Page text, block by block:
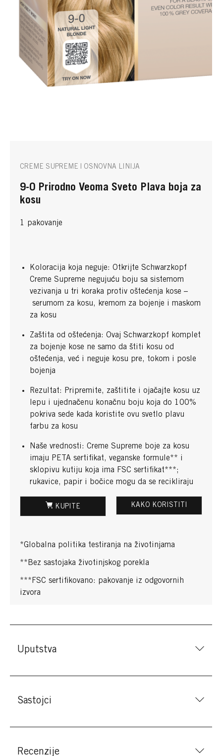
CREME SUPREME | OSNOVNA LINIJA
9-0 Prirodno Veoma Sveto Plava boja za
kosu
1 pakovanje
Koloracija koja neguje: Otkrijte Schwarzkopf
Creme Supreme negujuću boju sa sistemom
vezivanja u tri koraka protiv oštećenja kose –
serumom za kosu, kremom za bojenje i maskom
za kosu
Zaštita od oštećenja: Ovaj Schwarzkopf komplet
za bojenje kose ne samo da štiti kosu od
oštećenja, već i neguje kosu pre, tokom i posle
bojenja
Rezultat: Pripremite, zaštitite i ojačajte kosu uz
lepu i ujednačenu konačnu boju koja do 100%
pokriva sede kada koristite ovu svetlo plavu
farbu za kosu
Naše vrednosti: Creme Supreme boje za kosu
imaju PETA sertifikat, veganske formule** i
sklopivu kutiju koja ima FSC sertifikat***;
rukavice, papir i bočice mogu da se recikliraju
KUPITE KAKO KORISTITI
*Globalna politika testiranja na životinjama
**Bez sastojaka životinjskog porekla
***FSC sertifikovano: pakovanje iz odgovornih
izvora
Uputstva
Sastojci
Recenzije